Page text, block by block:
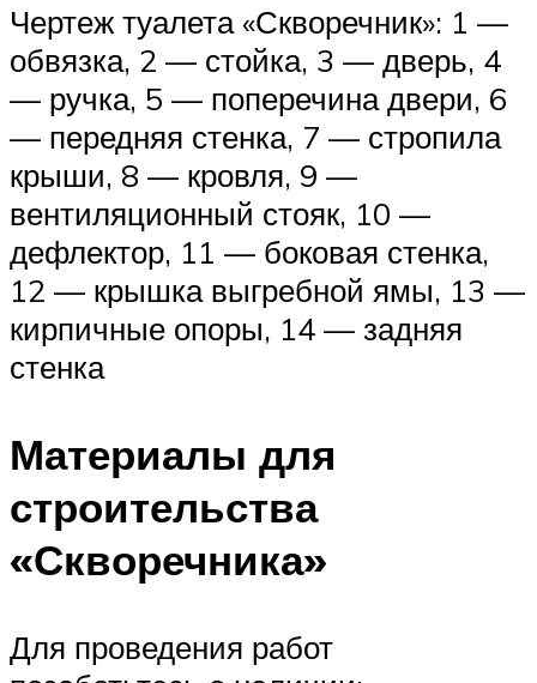
Чертеж туалета «Скворечник»: 1 —
обвязка, 2 — стойка, 3 — дверь, 4
— ручка, 5 — поперечина двери, 6
— передняя стенка, 7 — стропила
крыши, 8 — кровля, 9 —
вентиляционный стояк, 10 —
дефлектор, 11 — боковая стенка,
12 — крышка выгребной ямы, 13 —
кирпичные опоры, 14 — задняя
стенка
Материалы для
строительства
«Скворечника»
Для проведения работ